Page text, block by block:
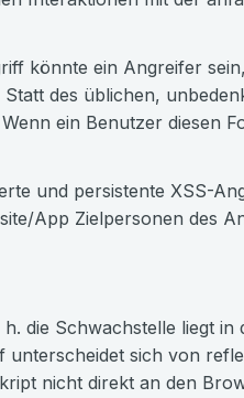
könnte ein Angreifer
des üblichen,
ein Benutzer diesen
und persistente XSS-
App Zielpersonen des
die Schwachstelle liegt in
sich von
nicht direkt an den